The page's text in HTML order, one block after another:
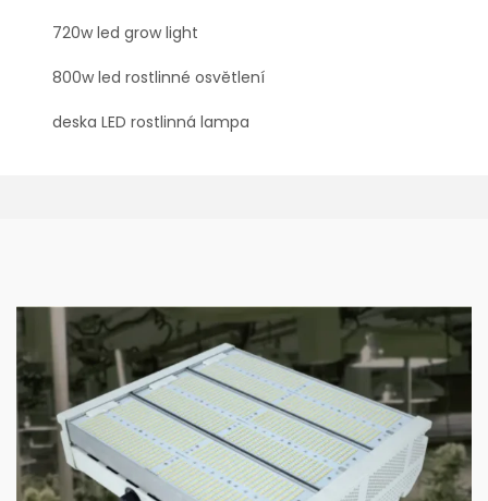
720w led grow light
800w led rostlinné osvětlení
deska LED rostlinná lampa